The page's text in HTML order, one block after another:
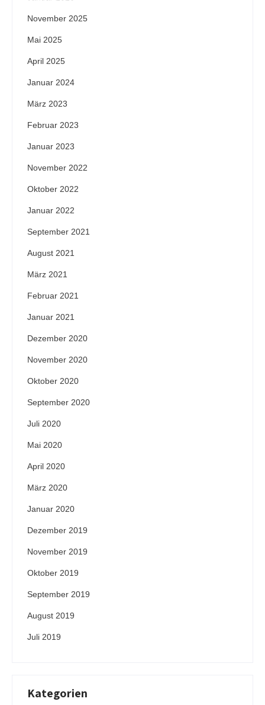
November 2025
Mai 2025
April 2025
Januar 2024
März 2023
Februar 2023
Januar 2023
November 2022
Oktober 2022
Januar 2022
September 2021
August 2021
März 2021
Februar 2021
Januar 2021
Dezember 2020
November 2020
Oktober 2020
September 2020
Juli 2020
Mai 2020
April 2020
März 2020
Januar 2020
Dezember 2019
November 2019
Oktober 2019
September 2019
August 2019
Juli 2019
Kategorien